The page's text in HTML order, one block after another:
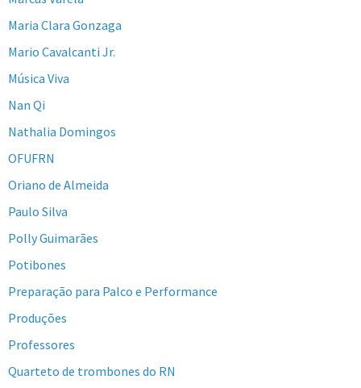
Maria Clara Gonzaga
Mario Cavalcanti Jr.
Música Viva
Nan Qi
Nathalia Domingos
OFUFRN
Oriano de Almeida
Paulo Silva
Polly Guimarães
Potibones
Preparação para Palco e Performance
Produções
Professores
Quarteto de trombones do RN